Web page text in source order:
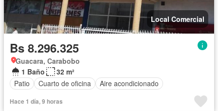
Local Comercial
Bs 8.296.325
Guacara, Carabobo
1 Baño
32 m²
Patio
Cuarto de oficina Aire acondicionado
Hace 1 día, 9 horas